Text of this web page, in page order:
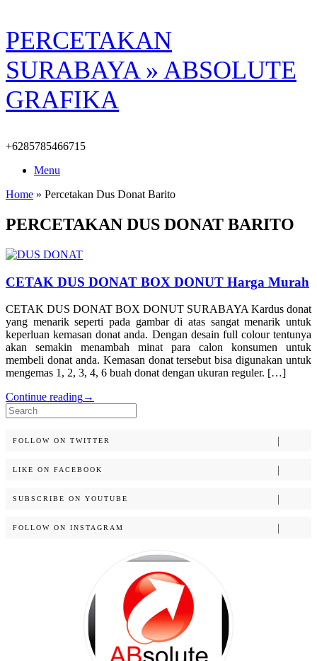
Skip
to
content
PERCETAKAN
SURABAYA » ABSOLUTE
GRAFIKA
+6285785466715
Menu
Home » Percetakan Dus Donat Barito
PERCETAKAN DUS DONAT BARITO
CETAK DUS DONAT BOX DONUT Harga Murah
CETAK DUS DONAT BOX DONUT SURABAYA Kardus donat
yang menarik seperti pada gambar di atas sangat menarik untuk
keperluan kemasan donat anda. Dengan desain full colour tentunya
akan semakin menambah minat para calon konsumen untuk
membeli donat anda. Kemasan donat tersebut bisa digunakan untuk
mengemas 1, 2, 3, 4, 6 buah donat dengan ukuran reguler. […]
Continue reading→
Search
for:
FOLLOW ON TWITTER
LIKE ON FACEBOOK
SUBSCRIBE ON YOUTUBE
FOLLOW ON INSTAGRAM